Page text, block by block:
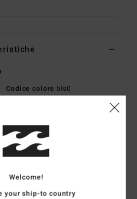
Codice colore bls0
No Fixed Address
4-way stretch in misto di
elastan
micro repel idrorepellente, per
Welcome!
your ship-to country